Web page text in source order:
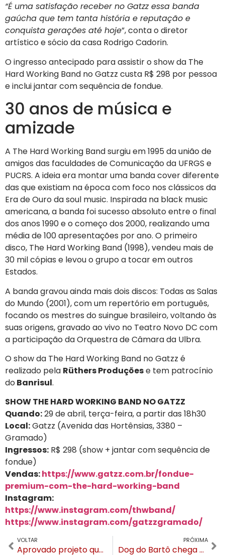
“É uma satisfação receber no Gatzz essa banda
gaúcha que tem tanta história e reputação e
conquista gerações até hoje”, conta o diretor
artístico e sócio da casa Rodrigo Cadorin.
O ingresso antecipado para assistir o show da The
Hard Working Band no Gatzz custa R$ 298 por pessoa
e inclui jantar com sequência de fondue.
30 anos de música e
amizade
A The Hard Working Band surgiu em 1995 da união de
amigos das faculdades de Comunicação da UFRGS e
PUCRS. A ideia era montar uma banda cover diferente
das que existiam na época com foco nos clássicos da
Era de Ouro da soul music. Inspirada na black music
americana, a banda foi sucesso absoluto entre o final
dos anos 1990 e o começo dos 2000, realizando uma
média de 100 apresentações por ano. O primeiro
disco, The Hard Working Band (1998), vendeu mais de
30 mil cópias e levou o grupo a tocar em outros
Estados.
A banda gravou ainda mais dois discos: Todas as Salas
do Mundo (2001), com um repertório em português,
focando os mestres do suingue brasileiro, voltando às
suas origens, gravado ao vivo no Teatro Novo DC com
a participação da Orquestra de Câmara da Ulbra.
O show da The Hard Working Band no Gatzz é
realizado pela Rüthers Produçõese tem patrocínio
doBanrisul.
SHOW THE HARD WORKING BAND NO GATZZ
Quando:29 de abril, terça-feira, a partir das 18h30
Local:Gatzz (Avenida das Hortênsias, 3380 –
Gramado)
Ingressos: R$ 298 (show + jantar com sequência de
fondue)
Vendas:https://www.gatzz.com.br/fondue-
premium-com-the-hard-working-band
Instagram:
https://www.instagram.com/thwband/
https://www.instagram.com/gatzzgramado/
VOLTAR
Aprovado projeto que muda regras de concessão para o transporte público urbano de Gramado
PRÓXIMA
Dog do Bartô chega a Gramado. Primeira unidade da franquia no RS inaugura sábado (19)